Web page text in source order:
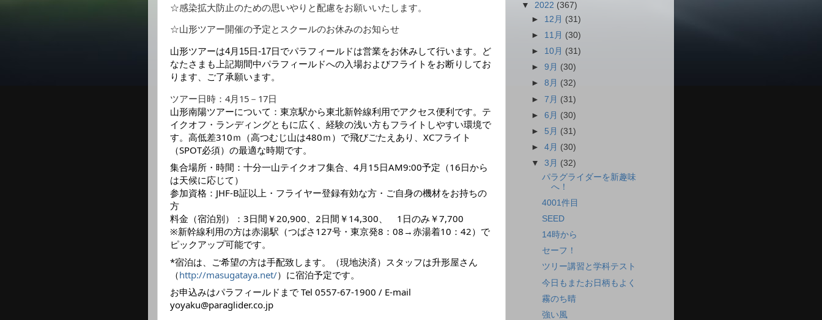
☆感染拡大防止のための思いやりと配慮をお願いいたします。
☆山形ツアー開催の予定とスクールのお休みのお知らせ
山形ツアーは4月15日-17日でパラフィールドは営業をお休みして行います。
ど
なたさまも上記期間中パラフィールドへの入場およびフライトをお断りしてお
ります、ご了承願います。
ツアー日時：4月15－17日
山形南陽ツアーについて： 東京駅から東北新幹線利用でアクセス便利です。テ
イクオフ・ランディングともに広く、経験の浅い方もフライトしやすい環境で
す。高低差310ｍ（高つむじ山は480ｍ）で飛びごたえあり、XCフライト
（SPOT必須）の最適な時期です。
集合場所・時間：十分一山テイクオフ集合、4月15日AM9:00予定（16日から
は天候に応じて）
参加資格：JHF-B証以上・フライヤー登録有効な方・ご自身の機材をお持ちの
方
料金（宿泊別）：3日間￥20,900、2日間￥14,300、 1日のみ￥7,700
※新幹線利用の方は赤湯駅（つばさ127号・東京発8：08→赤湯着10：42）で
ピックアップ可能です。
*宿泊は、ご希望の方は手配致します。（現地決済）スタッフは升形屋さん
（http://masugataya.net/）に宿泊予定です。
お申込みはパラフィールドまで Tel 0557-67-1900 / E-mail
yoyaku@paraglider.co.jp
▼ 2022 (367)
► 12月 (31)
► 11月 (30)
► 10月 (31)
►9月 (30)
►8月 (32)
►7月 (31)
►6月 (30)
► 5月 (31)
►4月 (30)
▼3月 (32)
パラグライダーを新趣味
へ！
4001件目
SEED
14時から
セーフ！
ツリー講習と学科テスト
今日もまたお日柄もよく
霧のち晴
強い風